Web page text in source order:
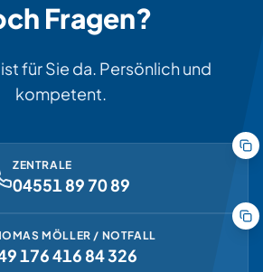
Fragen?
für Sie da. Persönlich und
kompetent.
ZENTRALE
04551 89 70 89
MÖLLER / NOTFALL
176 416 84 326